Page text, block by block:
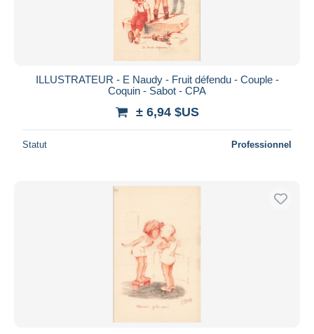
ILLUSTRATEUR - E Naudy - Fruit défendu - Couple -
Coquin - Sabot - CPA
± 6,94 $US
Statut Professionnel